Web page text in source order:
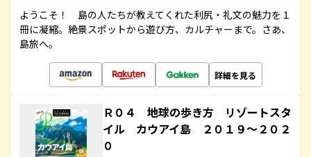
ようこそ！ 島の人たちが教えてくれた利尻・礼文の魅力を１
冊に凝縮。絶景スポットから遊び方、カルチャーまで。さあ、
島旅へ。
詳細を見る
Ｒ０４ 地球の歩き方 リゾートスタ
イル カウアイ島 ２０１９～２０２
０